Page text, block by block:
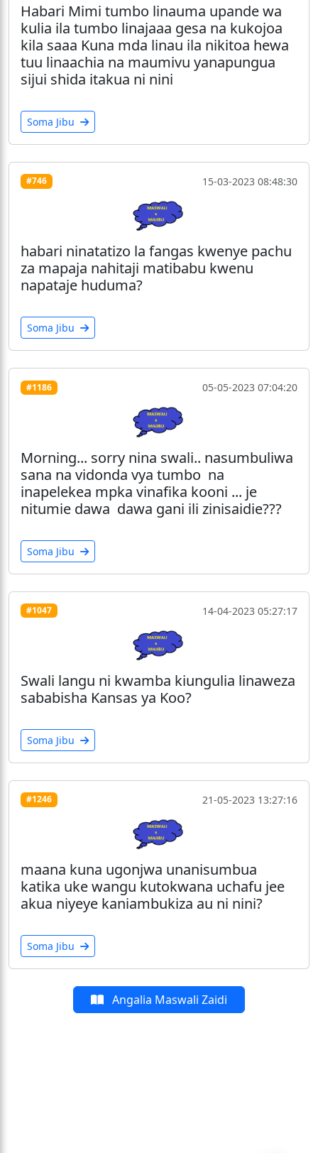
Habari Mimi tumbo linauma upande wa
kulia ila tumbo linajaaa gesa na kukojoa
kila saaa Kuna mda linau ila nikitoa hewa
tuu linaachia na maumivu yanapungua
sijui shida itakua ni nini
Soma Jibu
#746 15-03-2023 08:48:30
habari ninatatizo la fangas kwenye pachu
za mapaja nahitaji matibabu kwenu
napataje huduma?
Soma Jibu
#1186 05-05-2023 07:04:20
Morning... sorry nina swali.. nasumbuliwa
sana na vidonda vya tumbo na
inapelekea mpka vinafika kooni ... je
nitumie dawa dawa gani ili zinisaidie???
Soma Jibu
#1047 14-04-2023 05:27:17
Swali langu ni kwamba kiungulia linaweza
sababisha Kansas ya Koo?
Soma Jibu
#1246 21-05-2023 13:27:16
maana kuna ugonjwa unanisumbua
katika uke wangu kutokwana uchafu jee
akua niyeye kaniambukiza au ni nini?
Soma Jibu
Angalia Maswali Zaidi